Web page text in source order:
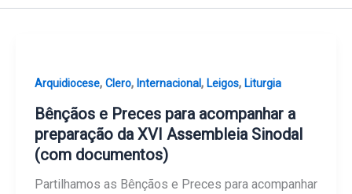
Arquidiocese, Clero, Internacional, Leigos, Liturgia
Bênçãos e Preces para acompanhar a
preparação da XVI Assembleia Sinodal
(com documentos)
Partilhamos as Bênçãos e Preces para acompanhar